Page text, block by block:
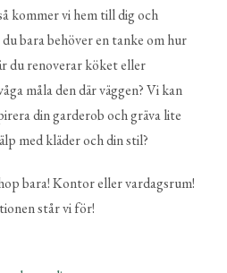
kommer vi hem till dig och
bara behöver en tanke om hur
du renoverar köket eller
måla den där väggen? Vi kan
din garderob och gräva lite
med kläder och din stil?
bara! Kontor eller vardagsrum!
står vi för!